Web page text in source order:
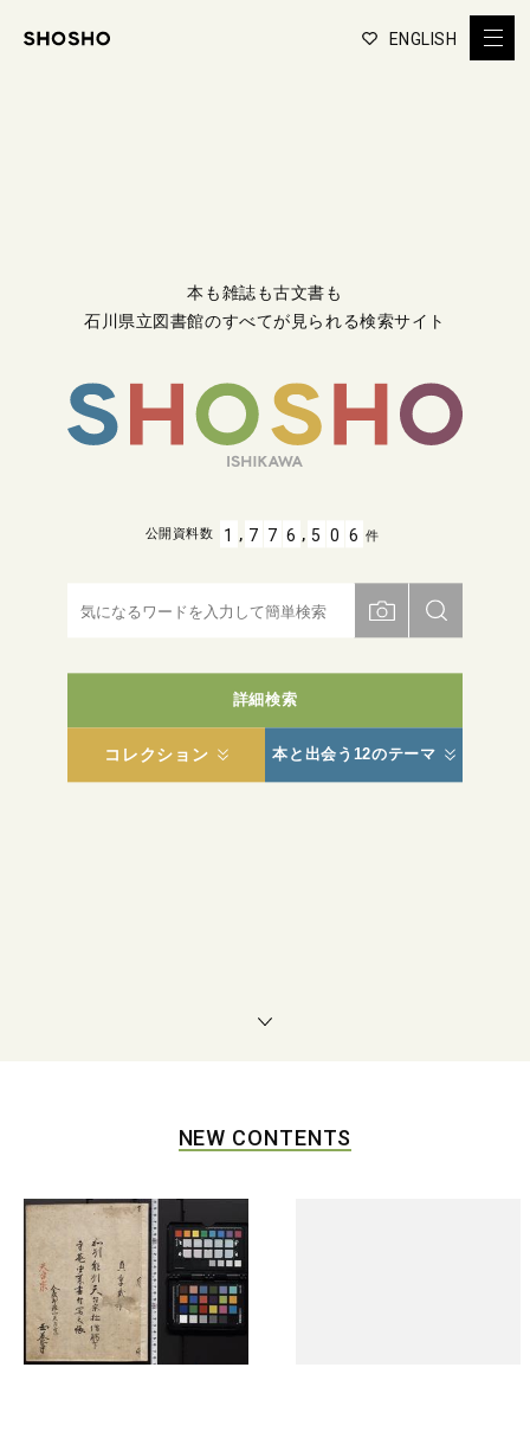
ENGLISH
本も雑誌も古文書も
石川県立図書館のすべてが見られる検索サイト
詳細検索
コレクション 本と出会う12のテーマ
公開資料数 1 , 7 7 6 , 5 0 6 件
NEW CONTENTS